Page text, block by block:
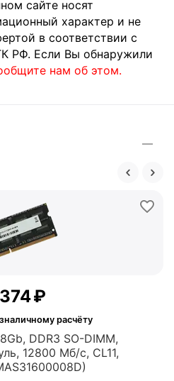
сайте носят
характер и не
в соответствии с
РФ. Если Вы обнаружили
нам об этом.
DDR3 SO-DIMM,
12800 Мб/с, CL11,
₽
расчёту